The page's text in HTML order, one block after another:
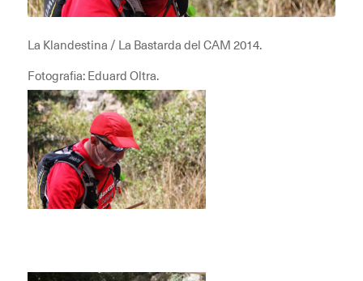
La Klandestina / La Bastarda del CAM 2014.
Fotografia: Eduard Oltra.